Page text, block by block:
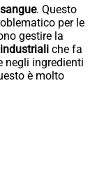
. Questo
per le
gestire la
che fa
negli ingredienti
è molto